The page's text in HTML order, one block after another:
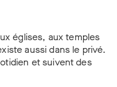
églises, aux temples
aussi dans le privé.
et suivent des